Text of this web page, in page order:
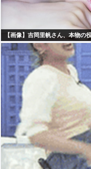
【画像】吉岡里帆さん、本物の